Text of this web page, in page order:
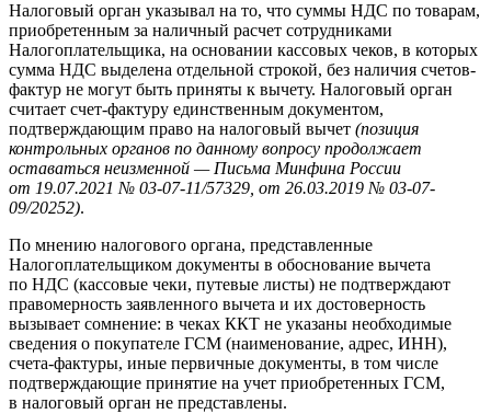
Налоговый орган указывал на то, что суммы НДС по товарам,
приобретенным за наличный расчет сотрудниками
Налогоплательщика, на основании кассовых чеков, в которых
сумма НДС выделена отдельной строкой, без наличия счетов-
фактур не могут быть приняты к вычету. Налоговый орган
считает счет-фактуру единственным документом,
подтверждающим право на налоговый вычет (позиция
контрольных органов по данному вопросу продолжает
оставаться неизменной — Письма Минфина России
от 19.07.2021 № 03-07-11/57329, от 26.03.2019 № 03-07-
09/20252).
По мнению налогового органа, представленные
Налогоплательщиком документы в обоснование вычета
по НДС (кассовые чеки, путевые листы) не подтверждают
правомерность заявленного вычета и их достоверность
вызывает сомнение: в чеках ККТ не указаны необходимые
сведения о покупателе ГСМ (наименование, адрес, ИНН),
счета-фактуры, иные первичные документы, в том числе
подтверждающие принятие на учет приобретенных ГСМ,
в налоговый орган не представлены.